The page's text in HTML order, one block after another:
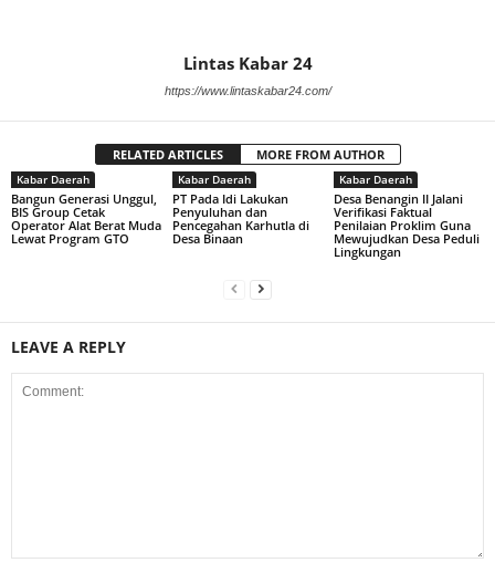
Lintas Kabar 24
https://www.lintaskabar24.com/
RELATED ARTICLES MORE FROM AUTHOR
Kabar Daerah
Bangun Generasi Unggul,
BIS Group Cetak
Operator Alat Berat Muda
Lewat Program GTO
Kabar Daerah
PT Pada Idi Lakukan
Penyuluhan dan
Pencegahan Karhutla di
Desa Binaan
Kabar Daerah
Desa Benangin II Jalani
Verifikasi Faktual
Penilaian Proklim Guna
Mewujudkan Desa Peduli
Lingkungan
LEAVE A REPLY